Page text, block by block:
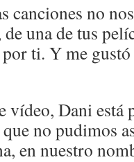
canciones no
de una de tus
ti. Y me
vídeo, Dani
no pudimos
en nuestro